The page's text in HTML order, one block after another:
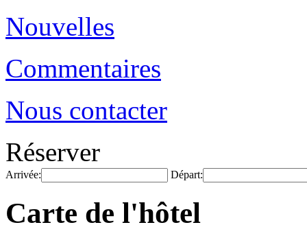
Nouvelles
Commentaires
Nous contacter
Réserver
Arrivée: Départ:
Carte de l'hôtel